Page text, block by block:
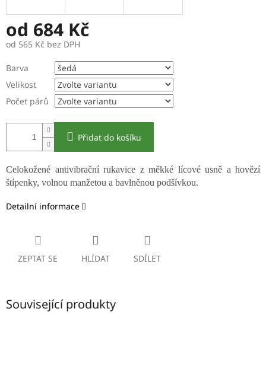
od 684 Kč
od 565 Kč bez DPH
cena:
Barva
Velikost
Počet párů
Přidat do košíku
Celokožené antivibrační rukavice z měkké lícové usně a hovězí
štípenky, volnou manžetou a bavlněnou podšívkou.
Detailní informace
ZEPTAT SE HLÍDAT SDÍLET
Související produkty